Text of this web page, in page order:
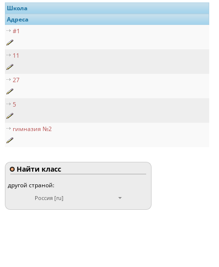
Школа
Адреса
#1
11
27
5
гимназия №2
Найти класс
другой страной:
Россия [ru]